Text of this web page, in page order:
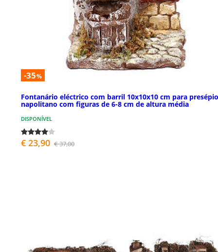
-35%
Fontanário eléctrico com barril 10x10x10 cm para presépio
napolitano com figuras de 6-8 cm de altura média
DISPONÍVEL
€ 23,90 € 37,00